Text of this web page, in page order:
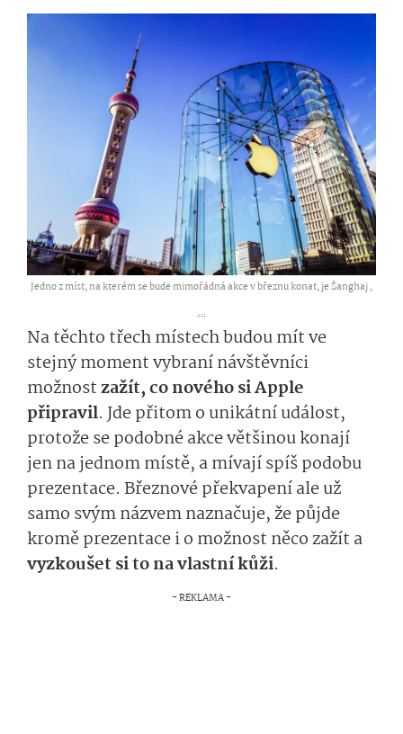
Jedno z míst, na kterém se bude mimořádná akce v březnu konat, je Šanghaj ,
...
Na těchto třech místech budou mít ve
stejný moment vybraní návštěvníci
možnostzažít, co nového si Apple
připravil. Jde přitom o unikátní událost,
protože se podobné akce většinou konají
jen na jednom místě, a mívají spíš podobu
prezentace. Březnové překvapení ale už
samo svým názvem naznačuje, že půjde
kromě prezentace i o možnost něco zažít a
vyzkoušet si to na vlastní kůži.